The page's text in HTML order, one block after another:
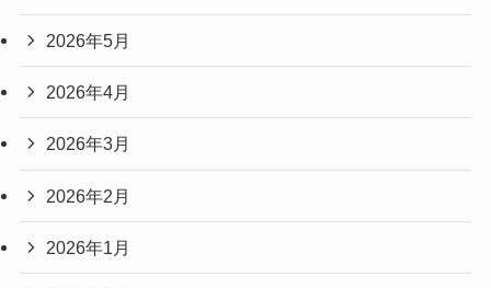
2026年5月
2026年4月
2026年3月
2026年2月
2026年1月